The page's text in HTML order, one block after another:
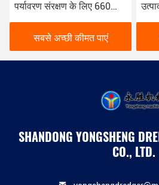
उत्पादन के साथ मॉडल 12 इंच
पाइप काटने सक्शन ड्रेजर
सबसे अच्छी कीमत पाएं
प्लेट
SHANDONG YONGSHENG
CO., LTD.